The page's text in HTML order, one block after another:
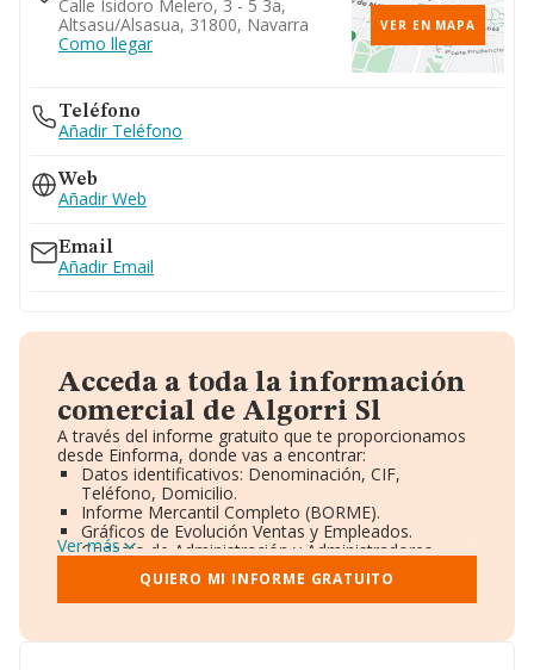
Calle Isidoro Melero, 3 - 5 3a,
Altsasu/alsasua, 31800, Navarra
Como llegar
VER EN MAPA
Teléfono
Añadir Teléfono
Web
Añadir Web
Email
Añadir Email
Acceda a toda la información
comercial de Algorri Sl
A través del informe gratuito que te proporcionamos
desde Einforma, donde vas a encontrar:
Datos identificativos: Denominación, CIF,
Teléfono, Domicilio.
Informe Mercantil Completo (BORME).
Gráficos de Evolución Ventas y Empleados.
Consejo de Administración y Administradores.
Directivos y Ejecutivos.
Accionistas.
Participaciones y Vinculaciones en otras empresas.
Información oficial y registral complementaria.
Ver más
QUIERO MI INFORME GRATUITO